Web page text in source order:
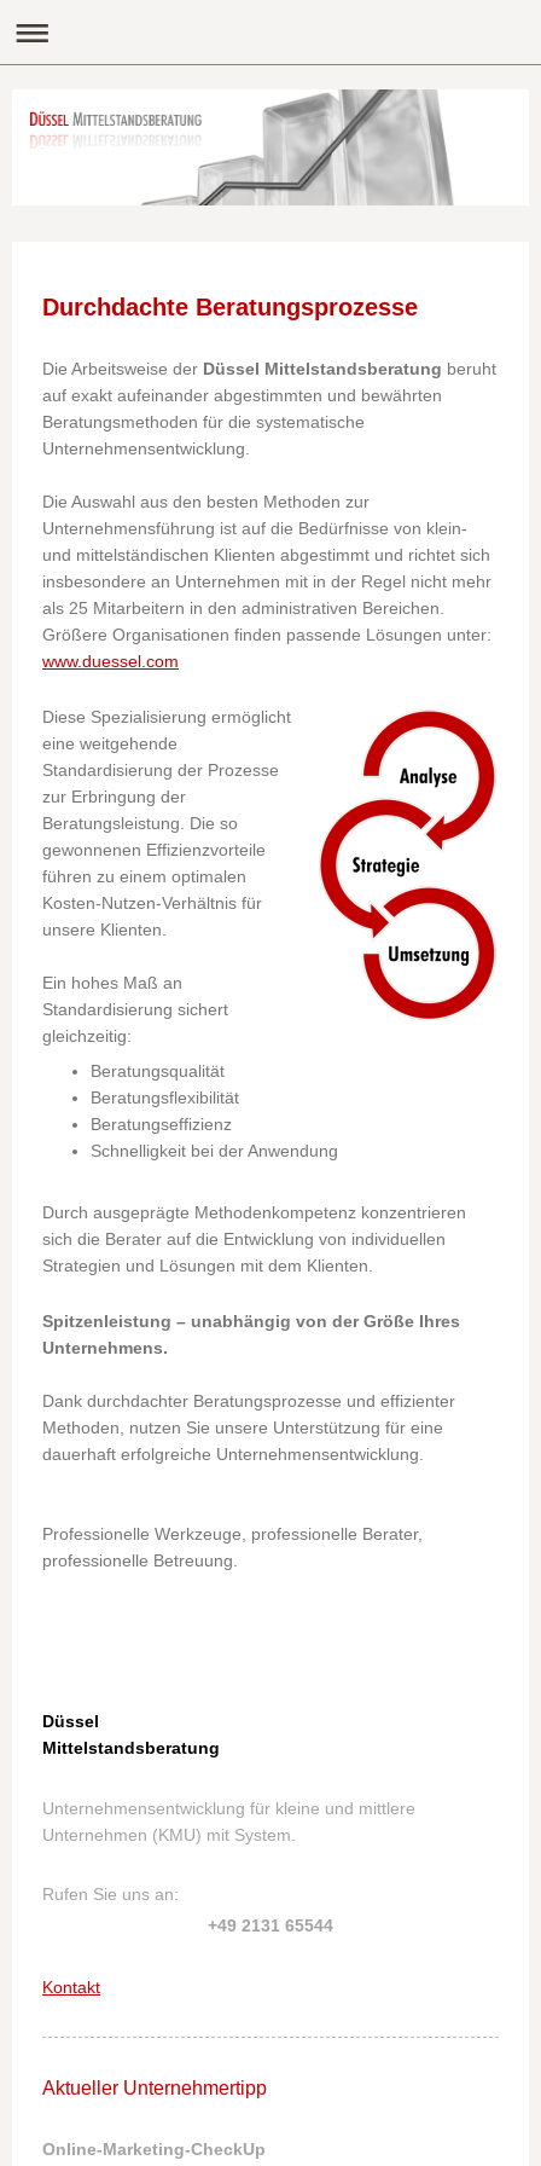
Durchdachte Beratungsprozesse
Die Arbeitsweise der Düssel Mittelstandsberatung beruht
auf exakt aufeinander abgestimmten und bewährten
Beratungsmethoden für die systematische
Unternehmensentwicklung.
Die Auswahl aus den besten Methoden zur
Unternehmensführung ist auf die Bedürfnisse von klein-
und mittelständischen Klienten abgestimmt und richtet sich
insbesondere an Unternehmen mit in der Regel nicht mehr
als 25 Mitarbeitern in den administrativen Bereichen.
Größere Organisationen finden passende Lösungen unter:
www.duessel.com
Diese Spezialisierung ermöglicht
eine weitgehende
Standardisierung der Prozesse
zur Erbringung der
Beratungsleistung. Die so
gewonnenen Effizienzvorteile
führen zu einem optimalen
Kosten-Nutzen-Verhältnis für
unsere Klienten.
Ein hohes Maß an
Standardisierung sichert
gleichzeitig:
Beratungsqualität
Beratungsflexibilität
Beratungseffizienz
Schnelligkeit bei der Anwendung
Durch ausgeprägte Methodenkompetenz konzentrieren
sich die Berater auf die Entwicklung von individuellen
Strategien und Lösungen mit dem Klienten.
Spitzenleistung – unabhängig von der Größe Ihres
Unternehmens.
Dank durchdachter Beratungsprozesse und effizienter
Methoden, nutzen Sie unsere Unterstützung für eine
dauerhaft erfolgreiche Unternehmensentwicklung.
Professionelle Werkzeuge, professionelle Berater,
professionelle Betreuung.
Düssel
Mittelstandsberatung
Unternehmensentwicklung für kleine und mittlere
Unternehmen (KMU) mit System.
Rufen Sie uns an:
+49 2131 65544
Kontakt
Aktueller Unternehmertipp
Online-Marketing-CheckUp